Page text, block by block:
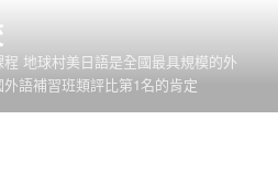
地球村美日語是全國最具規模的外
語補習班類評比第1名的肯定